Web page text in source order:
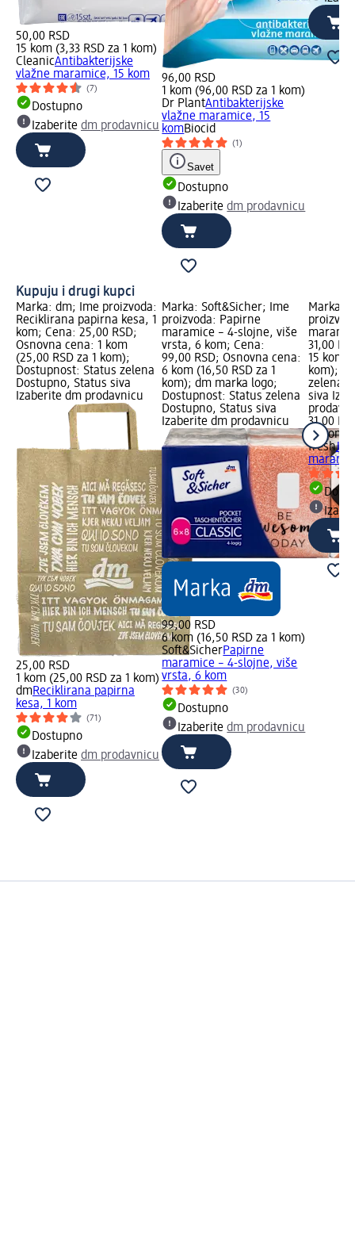
50,00 RSD
15 kom (3,33 RSD za 1 kom)
CleanicAntibakterijske
vlažne maramice, 15 kom
(7)
Dostupno
Izaberite dm prodavnicu
96,00 RSD
1 kom (96,00 RSD za 1 kom)
Dr PlantAntibakterijske
vlažne maramice, 15
komBiocid
(1)
Savet
Dostupno
Izaberitedm prodavnicu
Kupuju i drugi kupci
Marka: dm; Ime proizvoda:
Reciklirana papirna kesa, 1
kom; Cena: 25,00 RSD;
Osnovna cena: 1 kom
(25,00 RSD za 1 kom);
Dostupnost: Status zelena
Dostupno, Status siva
Izaberite dm prodavnicu
25,00 RSD
1 kom (25,00 RSD za 1 kom)
dmReciklirana papirna
kesa, 1 kom
(71)
Dostupno
Izaberite dm prodavnicu
Marka: Soft&Sicher; Ime
proizvoda: Papirne
maramice – 4-slojne, više
vrsta, 6 kom; Cena:
99,00 RSD; Osnovna cena:
6 kom (16,50 RSD za 1
kom); dm marka logo;
Dostupnost: Status zelena
Dostupno, Status siva
Izaberite dm prodavnicu
99,00 RSD
6 kom (16,50 RSD za 1 kom)
Soft&SicherPapirne
maramice – 4-slojne, više
vrsta, 6 kom
(30)
Dostupno
Izaberitedm prodavnicu
Marka:
31,00
15 kom
kom);
zelena
siva
31,00
15 kom
fresh